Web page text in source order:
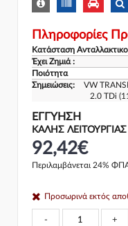
Πληροφορίες
Κατάσταση
Έχει Ζημιά :
Ποιότητα
Σημειώσεις:
VW
2.0 TDi
ΕΓΓΎΗΣΗ
ΚΑΛΗΣ ΛΕΙΤΟΥΡΓΙΑΣ
92,42€
Περιλαμβάνεται 24%
Προσωρινά εκτός
- +